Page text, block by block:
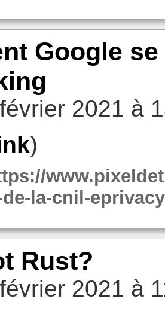
Google
2021 à
)
la-cnil-eprivacy
Rust?
2021 à